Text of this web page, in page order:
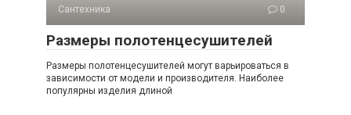
Сантехника 0
Размеры полотенцесушителей
Размеры полотенцесушителей могут варьироваться в
зависимости от модели и производителя. Наиболее
популярны изделия длиной